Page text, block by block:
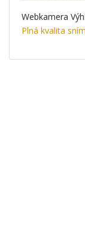
Webkamera
Plná kvalita